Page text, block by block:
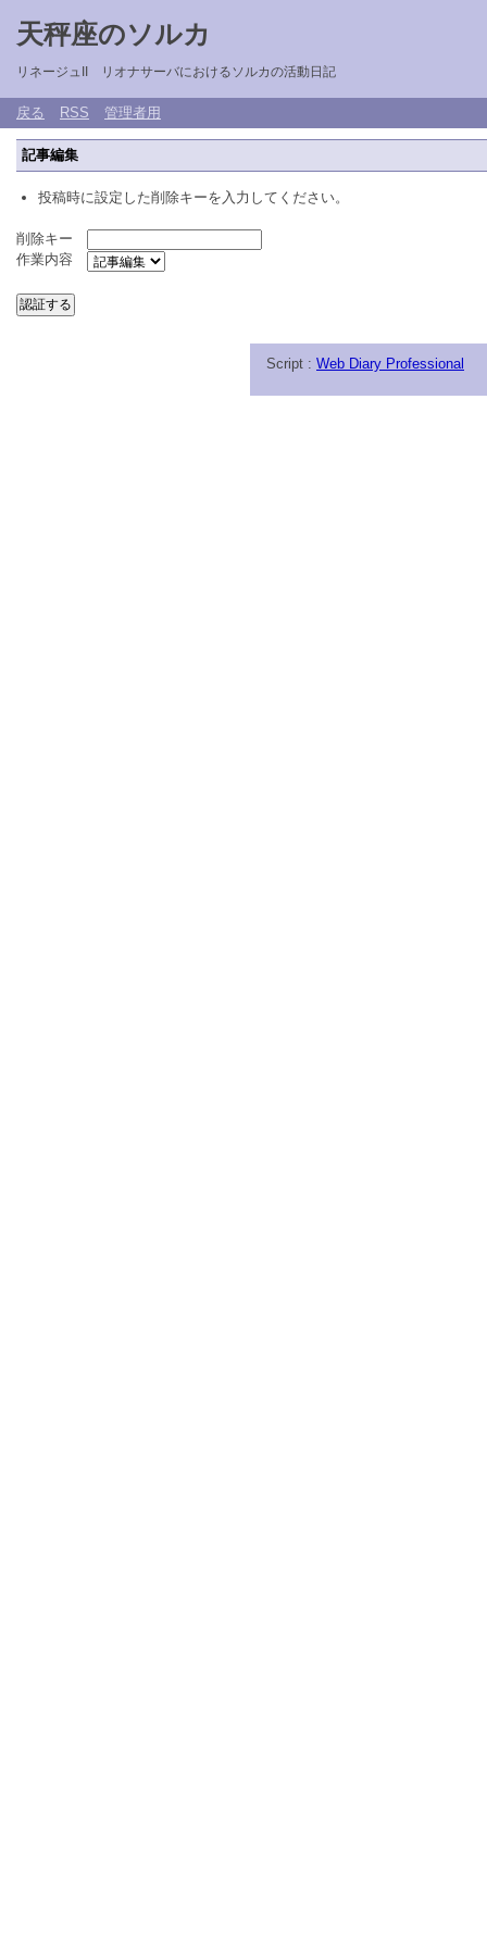
天秤座のソルカ
リネージュII リオナサーバにおけるソルカの活動日記
戻る RSS 管理者用
記事編集
投稿時に設定した削除キーを入力してください。
削除キー
作業内容
Script : Web Diary Professional